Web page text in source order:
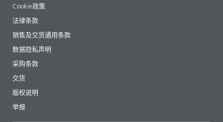
法规事务
助剂指南 App
视频
下载
Cookie政策
法律条款
销售及交货通用条款
数据隐私声明
采购条款
交货
版权说明
举报